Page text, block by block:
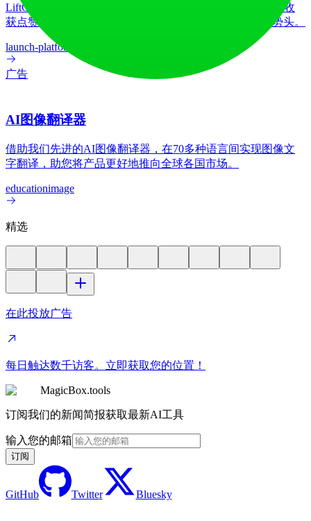
LiftOff 是一个面向创客的产品发布平台，用于发布产品、收
获点赞、获得关注，并与热爱未来的社区共同构建发展势头。
launch-platform
广告
AI图像翻译器
借助我们先进的AI图像翻译器，在70多种语言间实现图像文
字翻译，助您将产品更好地推向全球各国市场。
educationimage
精选
在此投放广告
每日触达数千访客。立即获取您的位置！
MagicBox.tools
订阅我们的新闻简报获取最新AI工具
输入您的邮箱
订阅
GitHub Twitter Bluesky